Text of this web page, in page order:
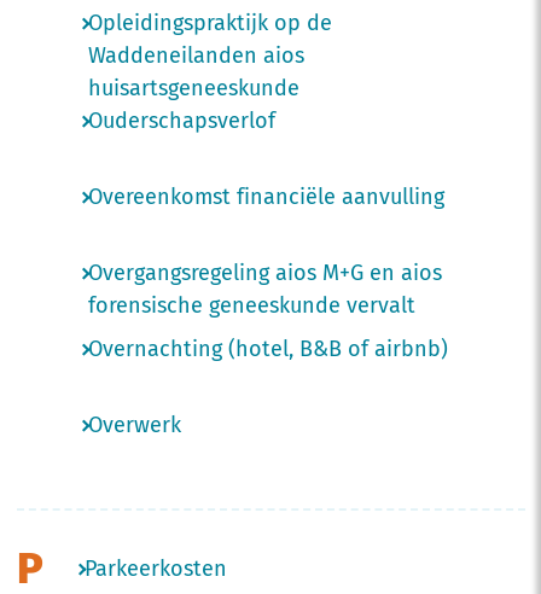
Opleidingspraktijk op de
Waddeneilanden aios
huisartsgeneeskunde
Ouderschapsverlof
Overeenkomst financiële aanvulling
Overgangsregeling aios M+G en aios
forensische geneeskunde vervalt
Overnachting (hotel, B&B of airbnb)
Overwerk
P Parkeerkosten